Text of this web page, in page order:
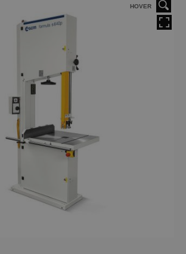
HOVER